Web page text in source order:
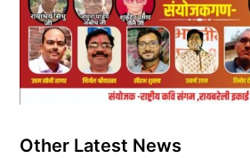
Other Latest News